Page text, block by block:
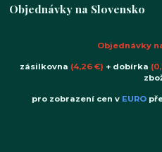
Objednávky na Slovensko
Objednávky
zásilkovna (4,26 €) + dobírka
pro zobrazení cen v EURO